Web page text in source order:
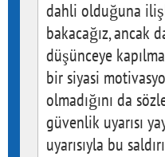
dahli olduğuna
bakacağız, ancak
düşünceye
bir siyasi
olmadığını da
güvenlik uyarısı
uyarısıyla bu